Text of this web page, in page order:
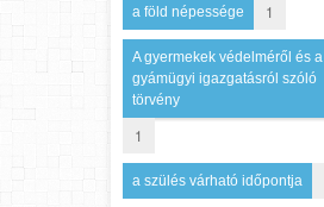
a föld népessége 1
A gyermekek védelméről és a
gyámügyi igazgatásról szóló
törvény
1
a szülés várható időpontja